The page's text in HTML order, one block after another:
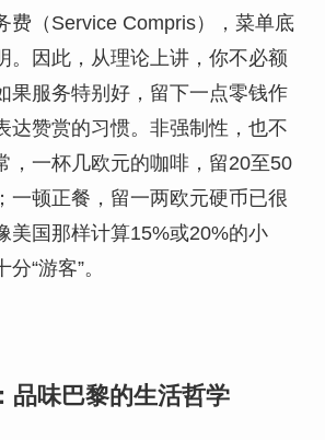
费（Service Compris），菜单底
。因此，从理论上讲，你不必额
果服务特别好，留下一点零钱作
达赞赏的习惯。非强制性，也不
，一杯几欧元的咖啡，留20至50
一顿正餐，留一两欧元硬币已很
美国那样计算15%或20%的小
“游客”。
品味巴黎的生活哲学